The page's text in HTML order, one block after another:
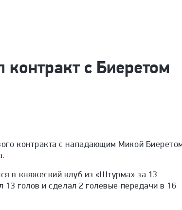
с Биеретом
контракта с нападающим Микой
в княжеский клуб из «Штурма» за 13
13 голов и сделал 2 голевые передачи в 16